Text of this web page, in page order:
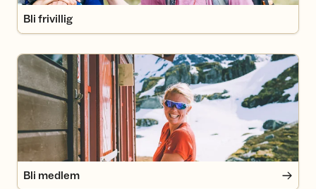
Bli frivillig
Bli medlem
Bli medlem